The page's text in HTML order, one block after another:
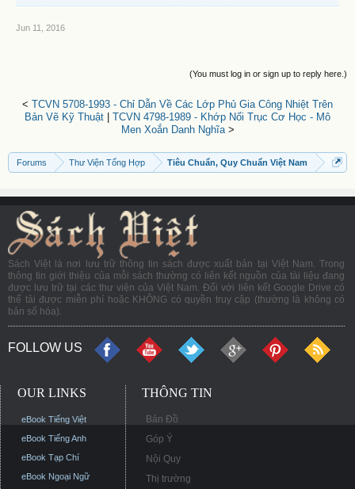
Jun 11, 2016
(You must log in or sign up to reply here.)
< TCVN 5708-1993 - Chỉ Dẫn Về Các Lớp Phủ Gia Công Nhiệt Trên
Bản Vẽ Kỹ Thuật
TCVN 4798-1989 - Khớp Nối Trục Cơ Học - Mô
Men Xoắn Danh Nghĩa>
Forums Thư Viện Tổng Hợp Tiêu Chuẩn, Quy Chuẩn Việt Nam
Sách Việt là nơi lưu trữ thông tin sách được xuất bản tại Việt Nam. Trong
thông tin giới thiệu của mỗi sách thường có liên kết nguồn của tài liệu đang
được lưu trữ tại các thư viện của Việt Nam. Đối với liên kết Google Drive có
thể tải được miễn phí hoặc KHÔNG có quyền truy cập (thường là không có
bản số hóa).
FOLLOW US
OUR LINKS
eBook Tiếng Việt
eBook Tiếng Anh
eBook Tạp Chí
eBook Ngoại Ngữ
THÔNG TIN
Bản Đồ
Góp Ý
Nội Quy
Thị trường